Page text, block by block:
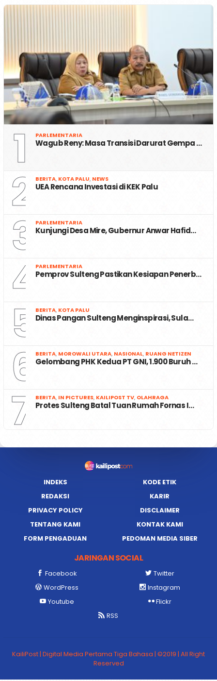
1 PARLEMENTARIA
Wagub Reny: Masa Transisi Darurat Gempa …
2 BERITA, KOTA PALU, NEWS
UEA Rencana Investasi di KEK Palu
3 PARLEMENTARIA
Kunjungi Desa Mire, Gubernur Anwar Hafid…
4 PARLEMENTARIA
Pemprov Sulteng Pastikan Kesiapan Penerb…
5 BERITA, KOTA PALU
Dinas Pangan Sulteng Menginspirasi, Sula…
6 BERITA, MOROWALI UTARA, NASIONAL, RUANG NETIZEN
Gelombang PHK Kedua PT GNI, 1.900 Buruh …
7 BERITA, IN PICTURES, KAILIPOST TV, OLAHRAGA
Protes Sulteng Batal Tuan Rumah Fornas I…
INDEKS
KODE ETIK
REDAKSI
KARIR
PRIVACY POLICY
DISCLAIMER
TENTANG KAMI
KONTAK KAMI
FORM PENGADUAN
PEDOMAN MEDIA SIBER
JARINGAN SOCIAL
Facebook
Twitter
WordPress
Instagram
Youtube
Flickr
RSS
KailiPost | Digital Media Pertama Tiga Bahasa | ©2019 | All Right
Reserved